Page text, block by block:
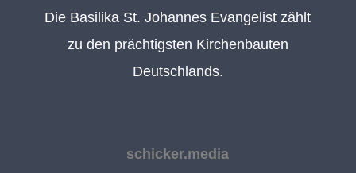
Die Basilika St. Johannes Evangelist zählt
zu den prächtigsten Kirchenbauten
Deutschlands.
schicker.media